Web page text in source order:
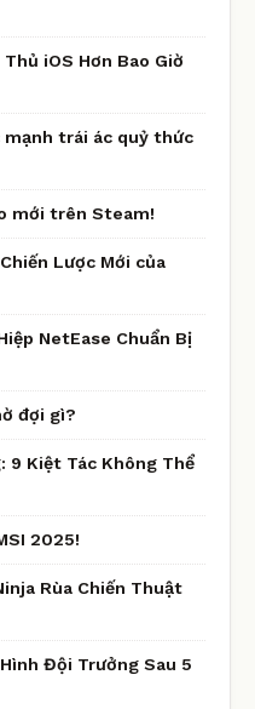
iOS Hơn Bao Giờ
trái ác quỷ thức
mới trên Steam!
Lược Mới của
NetEase Chuẩn Bị
đợi gì?
9 Kiệt Tác Không Thể
2025!
Rùa Chiến Thuật
Đội Trưởng Sau 5